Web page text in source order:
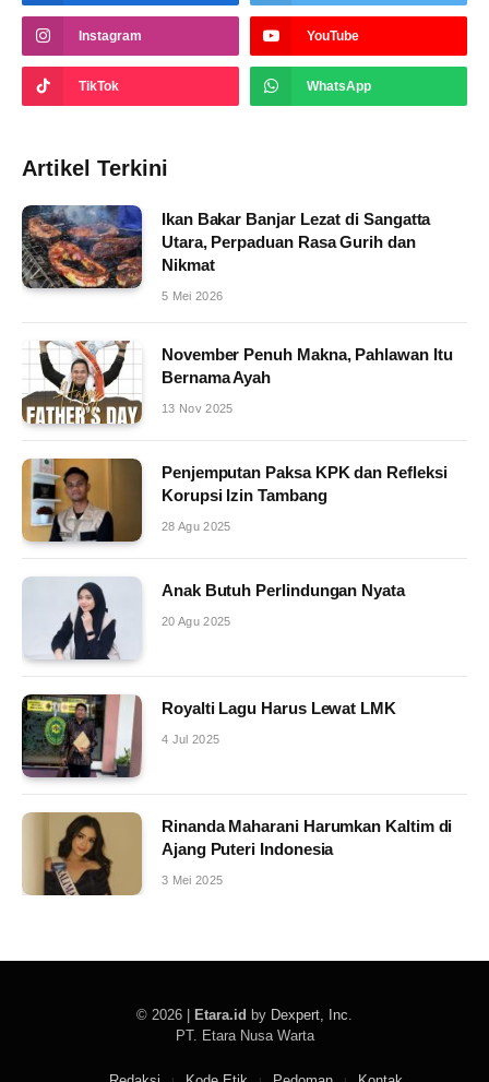
Instagram YouTube
TikTok WhatsApp
Artikel Terkini
Ikan Bakar Banjar Lezat di Sangatta
Utara, Perpaduan Rasa Gurih dan
Nikmat
5 Mei 2026
November Penuh Makna, Pahlawan Itu
Bernama Ayah
13 Nov 2025
Penjemputan Paksa KPK dan Refleksi
Korupsi Izin Tambang
28 Agu 2025
Anak Butuh Perlindungan Nyata
20 Agu 2025
Royalti Lagu Harus Lewat LMK
4 Jul 2025
Rinanda Maharani Harumkan Kaltim di
Ajang Puteri Indonesia
3 Mei 2025
© 2026 | Etara.id by Dexpert, Inc.
PT. Etara Nusa Warta